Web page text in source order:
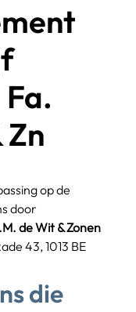
Zn
op de
door
de Wit & Zonen
43, 1013 BE
die